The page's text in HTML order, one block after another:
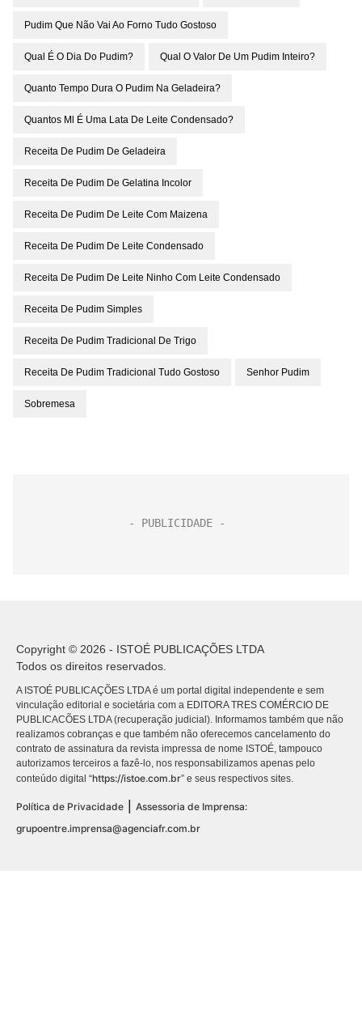
Pudim Que Não Vai Ao Forno Tudo Gostoso
Qual É O Dia Do Pudim? Qual O Valor De Um Pudim Inteiro?
Quanto Tempo Dura O Pudim Na Geladeira?
Quantos Ml É Uma Lata De Leite Condensado?
Receita De Pudim De Geladeira
Receita De Pudim De Gelatina Incolor
Receita De Pudim De Leite Com Maizena
Receita De Pudim De Leite Condensado
Receita De Pudim De Leite Ninho Com Leite Condensado
Receita De Pudim Simples
Receita De Pudim Tradicional De Trigo
Receita De Pudim Tradicional Tudo Gostoso Senhor Pudim
Sobremesa
Copyright © 2026 - ISTOÉ PUBLICAÇÕES LTDA
Todos os direitos reservados.
A ISTOÉ PUBLICAÇÕES LTDA é um portal digital independente e sem
vinculação editorial e societária com a EDITORA TRES COMÉRCIO DE
PUBLICACÕES LTDA (recuperação judicial). Informamos também que não
realizamos cobranças e que também não oferecemos cancelamento do
contrato de assinatura da revista impressa de nome ISTOÉ, tampouco
autorizamos terceiros a fazê-lo, nos responsabilizamos apenas pelo
conteúdo digital “https://istoe.com.br” e seus respectivos sites.
Política de Privacidade
Assessoria de Imprensa:
grupoentre.imprensa@agenciafr.com.br